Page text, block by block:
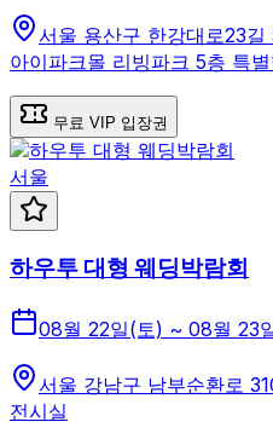
서울 용산구 한강대로23
아이파크몰 리빙파크 5층 특
무료 VIP 입장권
서울
하우투 대형 웨딩박람회
08월 22일(토) ~ 08월 23
서울 강남구 남부순환로
전시실